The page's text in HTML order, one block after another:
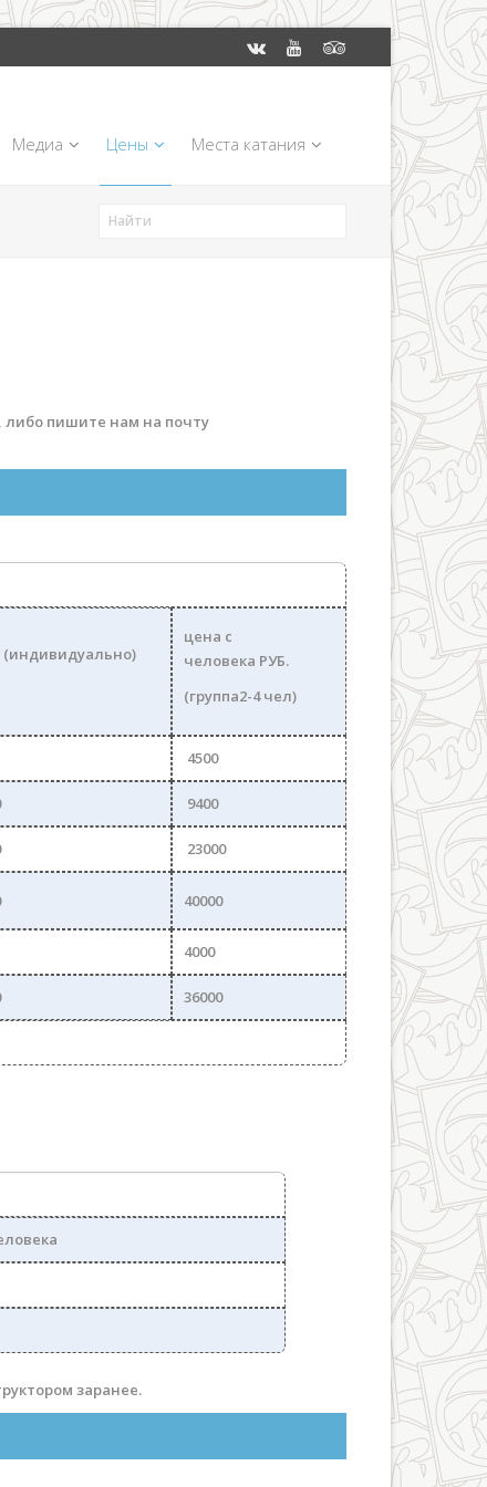
Медиа Цены Места катания
либо пишите нам на почту
(индивидуально)
цена c
человека РУБ.
(группа2-4 чел)
4500
9400
23000
40000
4000
36000
заранее.